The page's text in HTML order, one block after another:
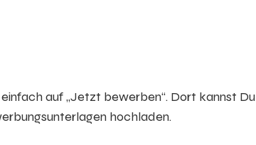
auf „Jetzt bewerben“. Dort kannst Du
hochladen.